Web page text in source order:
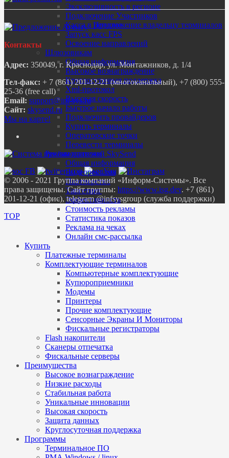
Эксклюзивность в регионе
Подключение Участников
Касса в регионе
Запуск касс FPS
Освоение направлений
Шлюзовикам
Общая информация
Высокое вознаграждение
Круглосуточная поддержка
Xml-протокол
Высокая скорость
Быстрое начало работы
Подключить провайдеров
Купить терминалы
Операторские точки
Перевести терминалы
Рекламодателям
Общая информация
Видеореклама
Партнерство
Таргетинг
Эффективность
Стоимость рекламы
Статистика показов
Реклама на чеках
Онлайн смс-рассылка
Купить
Платежные терминалы
Комплектующие терминалов
Компьютерные комплектующие
Купюроприемники
Модемы
Принтеры
Прочие комплектующие
Сенсорные Экраны И Мониторы
Фискальные регистраторы
Flash накопители
Сканеры отпечатка
Фискальные серверы
Преимущества
Высокое вознаграждение
Низкие расходы
Стабильная работа
Уникальные инновации
Высокая скорость
Защита данных
Круглосуточная поддержка
Программы
Терминальное ПО
Предложение владельцу терминалов
Контакты
Адрес: 350049, г. Краснодар, ул. Монтажников, д. 1/4
Тел-факс: + 7 (861) 201-12-21 (многоканальный), +7 (800) 555-
25-36 (free call)
Email:
Сайт: skysend.ru
Мы на карте!
© 2006 - 2021 Группа компаний «Информ-Системы». Все
права защищены. Сайт группы: https://www.isg.dev. +7 (861)
201-12-21 (офис), telegram @infsysgroup (служба поддержки)
TOP